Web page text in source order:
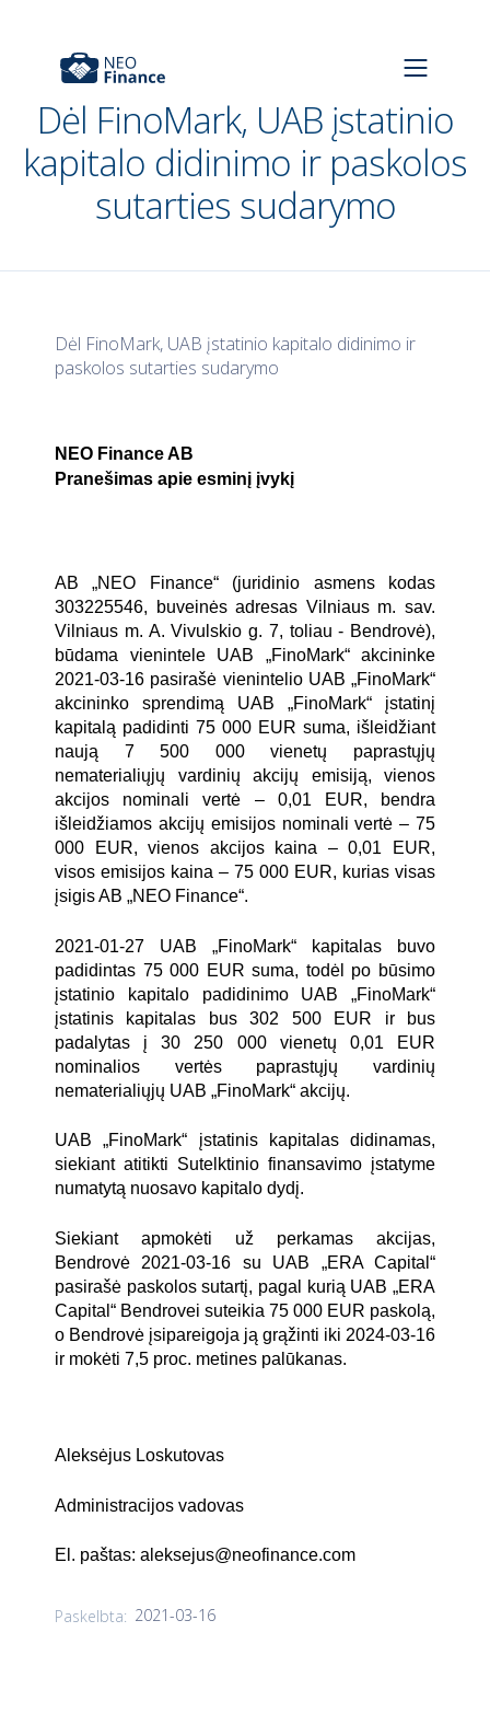
Dėl FinoMark, UAB įstatinio
kapitalo didinimo ir paskolos
sutarties sudarymo
Dėl FinoMark, UAB įstatinio kapitalo didinimo ir
paskolos sutarties sudarymo
NEO Finance AB
Pranešimas apie esminį įvykį
AB „NEO Finance“ (juridinio asmens kodas
303225546, buveinės adresas Vilniaus m. sav.
Vilniaus m. A. Vivulskio g. 7, toliau - Bendrovė),
būdama vienintele UAB „FinoMark“ akcininke
2021-03-16 pasirašė vienintelio UAB „FinoMark“
akcininko sprendimą UAB „FinoMark“ įstatinį
kapitalą padidinti 75 000 EUR suma, išleidžiant
naują 7 500 000 vienetų paprastųjų
nematerialiųjų vardinių akcijų emisiją, vienos
akcijos nominali vertė – 0,01 EUR, bendra
išleidžiamos akcijų emisijos nominali vertė – 75
000 EUR, vienos akcijos kaina – 0,01 EUR,
visos emisijos kaina – 75 000 EUR, kurias visas
įsigis AB „NEO Finance“.
2021-01-27 UAB „FinoMark“ kapitalas buvo
padidintas 75 000 EUR suma, todėl po būsimo
įstatinio kapitalo padidinimo UAB „FinoMark“
įstatinis kapitalas bus302 500 EUR ir bus
padalytas į 30 250 000 vienetų 0,01 EUR
nominalios vertės paprastųjų vardinių
nematerialiųjų UAB „FinoMark“ akcijų.
UAB „FinoMark“ įstatinis kapitalas didinamas,
siekiant atitikti Sutelktinio finansavimo įstatyme
numatytą nuosavo kapitalo dydį.
Siekiant apmokėti už perkamas akcijas,
Bendrovė 2021-03-16 su UAB „ERA Capital“
pasirašė paskolos sutartį, pagal kurią UAB „ERA
Capital“ Bendrovei suteikia 75 000 EUR paskolą,
o Bendrovė įsipareigoja ją grąžinti iki 2024-03-16
ir mokėti 7,5 proc. metines palūkanas.
Aleksėjus Loskutovas
Administracijos vadovas
El. paštas: aleksejus@neofinance.com
Paskelbta: 2021-03-16